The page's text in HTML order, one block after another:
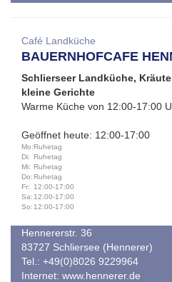
Café Landküche
BAUERNHOFCAFE
Schlierseer Landküche,
kleine Gerichte
Warme Küche von 12:00-17:00
Geöffnet heute: 12:00-17:00
Mo:Ruhetag
Di:
Ruhetag
Mi: Ruhetag
Do: Ruhetag
Fr:
12:00-17:00
Sa: 12:00-17:00
So: 12:00-17:00
Hennererstr. 36
83727 Schliersee (Hennerer)
Tel.: +49(0)8026 9229964
Internet: www.hennerer.de